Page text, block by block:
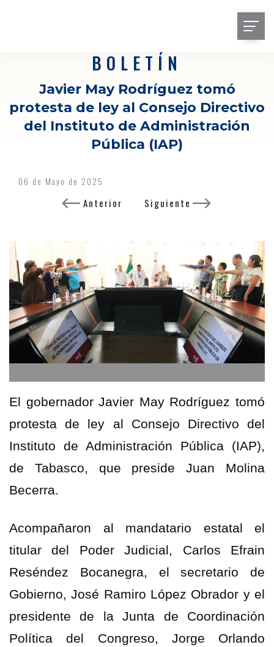
BOLETÍN
Javier May Rodríguez tomó
protesta de ley al Consejo Directivo
del Instituto de Administración
Pública (IAP)
06 de Mayo de 2025
Anterior Siguiente
El gobernador Javier May Rodríguez tomó
protesta de ley al Consejo Directivo del
Instituto de Administración Pública (IAP),
de Tabasco, que preside Juan Molina
Becerra.
Acompañaron al mandatario estatal el
titular del Poder Judicial, Carlos Efrain
Reséndez Bocanegra, el secretario de
Gobierno, José Ramiro López Obrador y el
presidente de la Junta de Coordinación
Política del Congreso, Jorge Orlando